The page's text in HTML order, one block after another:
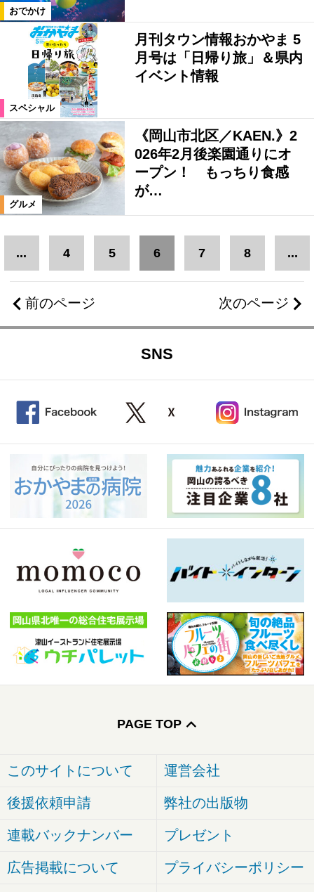
おでかけ
スペシャル
月刊タウン情報おかやま 5
月号は「日帰り旅」＆県内
イベント情報
グルメ
《岡山市北区／KAEN.》2
026年2月後楽園通りにオ
ープン！ もっちり食感
が…
前のページ
... 4 5 6 7 8 ...
次のページ
SNS
PAGE TOP
このサイトについて 運営会社
後援依頼申請 弊社の出版物
連載バックナンバー プレゼント
広告掲載について プライバシーポリシー